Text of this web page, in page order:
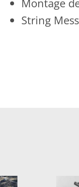
Montage
String